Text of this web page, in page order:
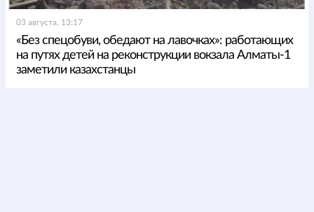
03 августа, 13:17
«Без спецобуви, обедают на лавочках»: работающих
на путях детей на реконструкции вокзала Алматы-1
заметили казахстанцы